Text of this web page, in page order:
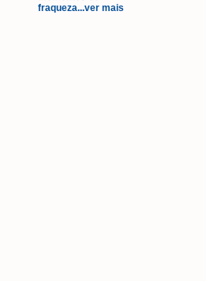
fraqueza...ver mais